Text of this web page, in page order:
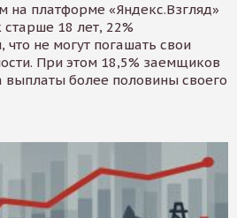
на платформе «Яндекс.Взгляд»
18 лет, 22%
что не могут погашать свои
При этом 18,5% заемщиков
выплаты более половины своего